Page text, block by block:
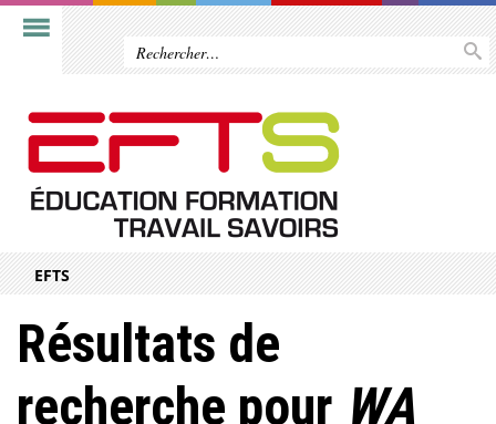
EFTS
Résultats de
recherche pour WA